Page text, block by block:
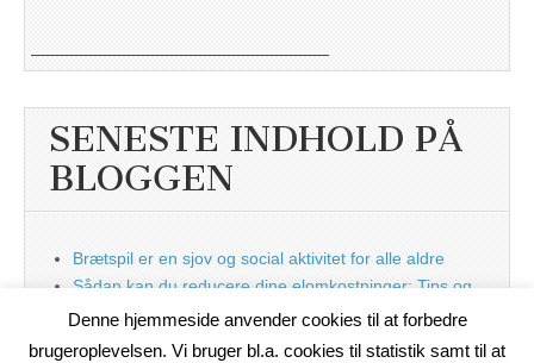
SENESTE INDHOLD PÅ
BLOGGEN
Brætspil er en sjov og social aktivitet for alle aldre
Sådan kan du reducere dine elomkostninger: Tips og
tricks til at spare på elprisen
Nu med blog
Denne hjemmeside anvender cookies til at forbedre
brugeroplevelsen. Vi bruger bl.a. cookies til statistik samt til at